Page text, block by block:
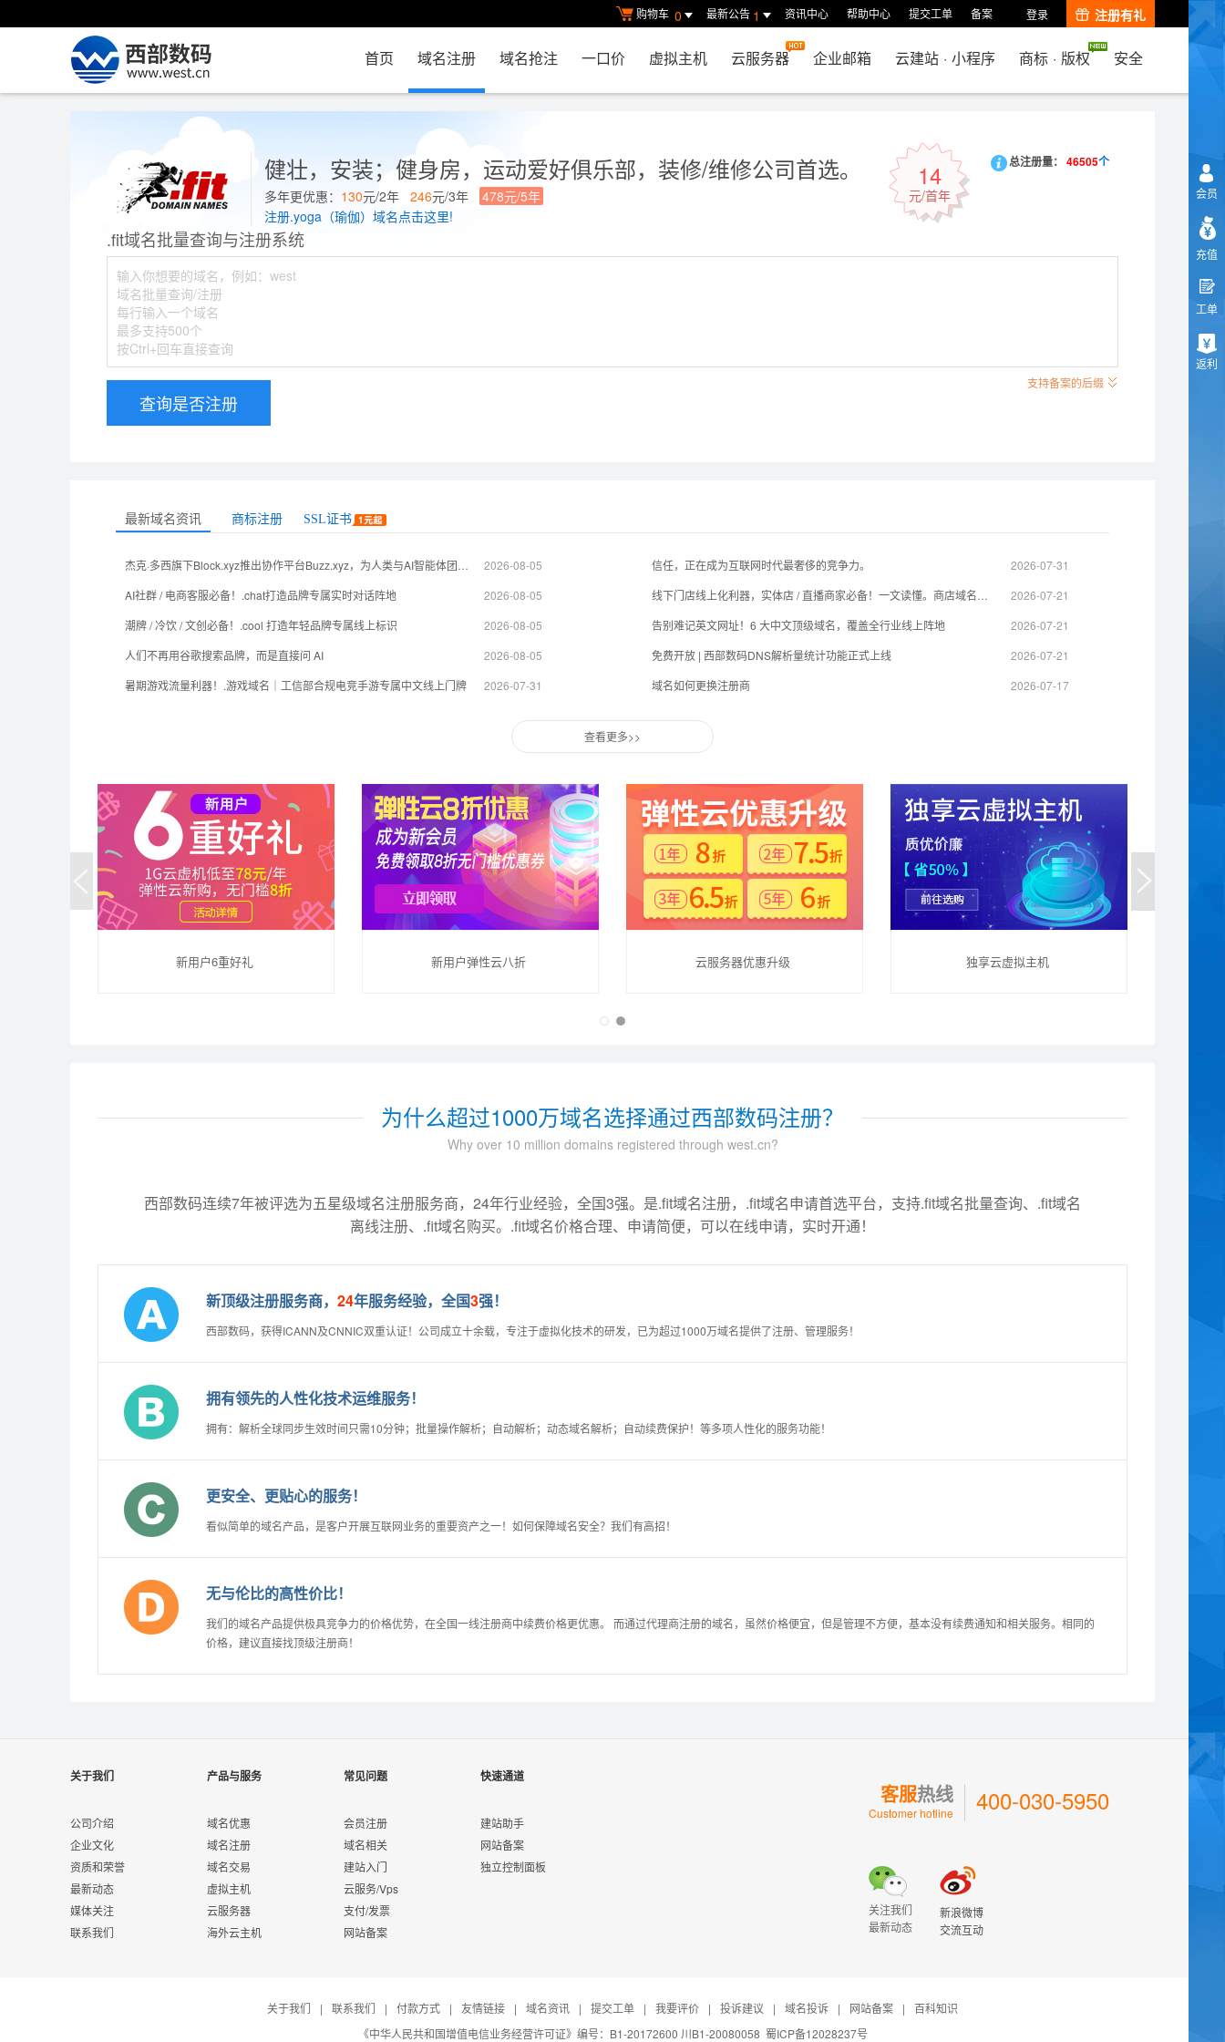
购物车 0 最新公告 1 资讯中心 帮助中心 提交工单 备案 登录 注册有礼
首页 域名注册 域名抢注 一口价 虚拟主机 云服务器 企业邮箱 云建站 · 小程序 商标 · 版权 安全
健壮，安装；健身房，运动爱好俱乐部，装修/维修公司首选。
多年更优惠： 130元/2年 246元/3年
478元/5年
注册.yoga（瑜伽）域名点击这里!
14
元/首年
总注册量： 46505个
.fit域名批量查询与注册系统
查询是否注册
支持备案的后缀
最新域名资讯 商标注册 SSL证书
杰克·多西旗下Block.xyz推出协作平台Buzz.xyz，为人类与AI智能体团队打造共享工作空间
2026-08-05
AI社群 / 电商客服必备！.chat打造品牌专属实时对话阵地
2026-08-05
潮牌 / 冷饮 / 文创必备！.cool 打造年轻品牌专属线上标识
2026-08-05
人们不再用谷歌搜索品牌，而是直接问 AI
2026-08-05
暑期游戏流量利器！.游戏域名｜工信部合规电竞手游专属中文线上门牌
2026-07-31
信任，正在成为互联网时代最奢侈的竞争力。
2026-07-31
线下门店线上化利器，实体店 / 直播商家必备！一文读懂。商店域名全域营销价值
2026-07-21
告别难记英文网址！6 大中文顶级域名，覆盖全行业线上阵地
2026-07-21
免费开放 | 西部数码DNS解析量统计功能正式上线
2026-07-21
域名如何更换注册商
2026-07-17
查看更多>>
新用户6重好礼 新用户弹性云八折 云服务器优惠升级 独享云虚拟主机
为什么超过1000万域名选择通过西部数码注册？
Why over 10 million domains registered through west.cn?
西部数码连续7年被评选为五星级域名注册服务商，24年行业经验，全国3强。是.fit域名注册，.fit域名申请首选平台，支持.fit域名批量查询、.fit域名
离线注册、.fit域名购买。.fit域名价格合理、申请简便，可以在线申请，实时开通！
新顶级注册服务商， 24年服务经验，全国3强！
西部数码，获得ICANN及CNNIC双重认证！公司成立十余载，专注于虚拟化技术的研发，已为超过1000万域名提供了注册、管理服务！
拥有领先的人性化技术运维服务！
拥有：解析全球同步生效时间只需10分钟；批量操作解析；自动解析；动态域名解析；自动续费保护！等多项人性化的服务功能！
更安全、更贴心的服务！
看似简单的域名产品，是客户开展互联网业务的重要资产之一！如何保障域名安全？我们有高招！
无与伦比的高性价比！
我们的域名产品提供极具竞争力的价格优势，在全国一线注册商中续费价格更优惠。 而通过代理商注册的域名，虽然价格便宜，但是管理不方便，基本没有续费通知和相关服务。相同的
价格，建议直接找顶级注册商！
关于我们
公司介绍
企业文化
资质和荣誉
最新动态
媒体关注
联系我们
产品与服务
域名优惠
域名注册
域名交易
虚拟主机
云服务器
海外云主机
常见问题
会员注册
域名相关
建站入门
云服务/Vps
支付/发票
网站备案
快速通道
建站助手
网站备案
独立控制面板
客服热线
Customer hotline 400-030-5950
关注我们
最新动态
新浪微博
交流互动
关于我们 | 联系我们 | 付款方式 | 友情链接 | 域名资讯 | 提交工单 | 我要评价 | 投诉建议 | 域名投诉 | 网站备案 |
百科知识
《中华人民共和国增值电信业务经营许可证》编号：B1-20172600 川B1-20080058 蜀ICP备12028237号
会员
充值
工单
返利